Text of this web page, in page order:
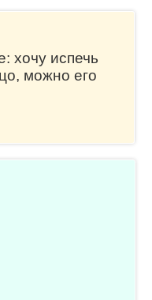
хочу испечь
можно его